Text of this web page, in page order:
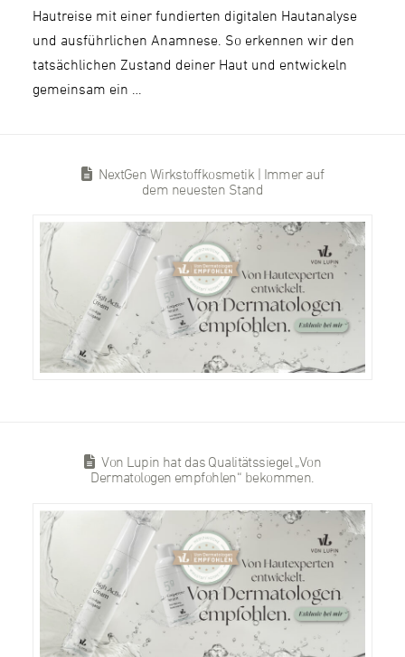
Hautreise mit einer fundierten digitalen Hautanalyse
und ausführlichen Anamnese. So erkennen wir den
tatsächlichen Zustand deiner Haut und entwickeln
gemeinsam ein …
NextGen Wirkstoffkosmetik | Immer auf
dem neuesten Stand
Von Lupin hat das Qualitätssiegel „Von
Dermatologen empfohlen“ bekommen.